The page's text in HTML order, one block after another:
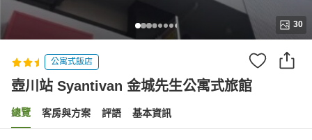
30
公寓式飯店
壺川站 Syantivan 金城先生公寓式旅館
總覽 客房與方案 評語 基本資訊